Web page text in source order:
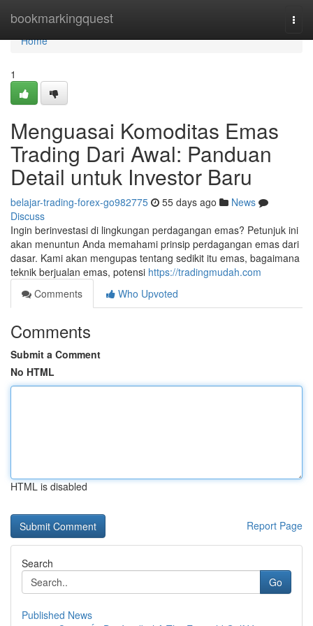
bookmarkingquest
Home
Home
1
Menguasai Komoditas Emas
Trading Dari Awal: Panduan
Detail untuk Investor Baru
belajar-trading-forex-go982775 55 days ago
News
Discuss
Ingin berinvestasi di lingkungan perdagangan emas? Petunjuk ini
akan menuntun Anda memahami prinsip perdagangan emas dari
dasar. Kami akan mengupas tentang sedikit itu emas, bagaimana
teknik berjualan emas, potensi https://tradingmudah.com
Comments
Who Upvoted
Comments
Submit a Comment
No HTML
HTML is disabled
Report Page
Search
Go
Published News